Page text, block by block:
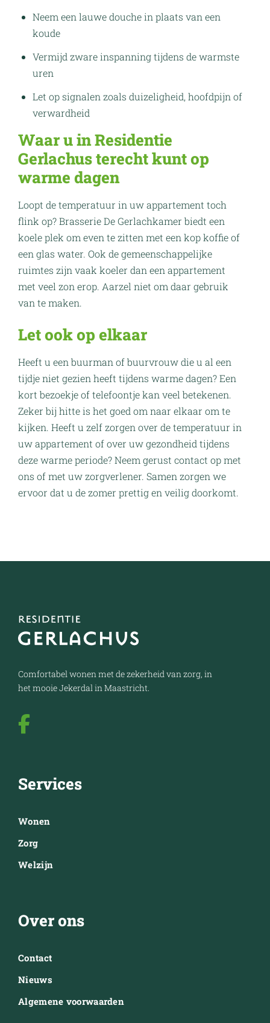
Neem een lauwe douche in plaats van een
koude
Vermijd zware inspanning tijdens de warmste
uren
Let op signalen zoals duizeligheid, hoofdpijn of
verwardheid
Waar u in Residentie
Gerlachus terecht kunt op
warme dagen
Loopt de temperatuur in uw appartement toch
flink op? Brasserie De Gerlachkamer biedt een
koele plek om even te zitten met een kop koffie of
een glas water. Ook de gemeenschappelijke
ruimtes zijn vaak koeler dan een appartement
met veel zon erop. Aarzel niet om daar gebruik
van te maken.
Let ook op elkaar
Heeft u een buurman of buurvrouw die u al een
tijdje niet gezien heeft tijdens warme dagen? Een
kort bezoekje of telefoontje kan veel betekenen.
Zeker bij hitte is het goed om naar elkaar om te
kijken. Heeft u zelf zorgen over de temperatuur in
uw appartement of over uw gezondheid tijdens
deze warme periode? Neem gerust contact op met
ons of met uw zorgverlener. Samen zorgen we
ervoor dat u de zomer prettig en veilig doorkomt.
Comfortabel wonen met de zekerheid van zorg, in
het mooie Jekerdal in Maastricht.
Services
Wonen
Zorg
Welzijn
Over ons
Contact
Nieuws
Algemene voorwaarden